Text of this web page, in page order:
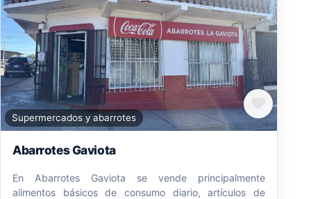
Supermercados y abarrotes
Abarrotes Gaviota
En Abarrotes Gaviota se vende principalmente
alimentos básicos de consumo diario, artículos de